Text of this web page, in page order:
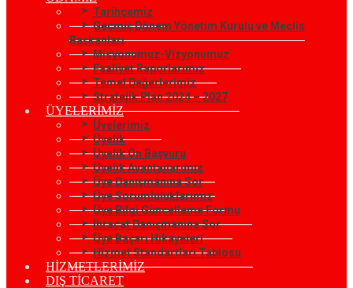
Tarihçemiz
Geçmiş Dönem Yönetim Kurulu ve Meclis
Başkanları
Misyonumuz-Vizyonumuz
Faaliyet Raporlarımız
Temel Değerlerimiz
Stratejik Plan 2024 – 2027
ÜYELERİMİZ
Üyelerimiz
Üyelik
Üyelik Ön Başvuru
Üyelik Avantajlarımız
Üye Danışmanına Sor
Üye Sorumluluklarımız
Üye Bilgi Güncelleme Formu
İhracat Danışmanına Sor
Üye Başarı Hikayeleri
Hizmet Standartları Tablosu
HİZMETLERİMİZ
DIŞ TİCARET